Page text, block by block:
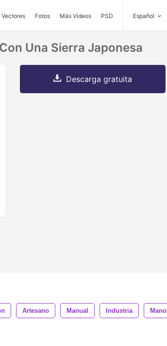
Vectores Fotos Más Videos PSD Español
Una Sierra Japonesa
Descarga gratuita
Artesano Manual Industria Mano